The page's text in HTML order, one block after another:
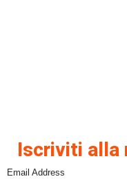
Iscriviti alla
Email Address